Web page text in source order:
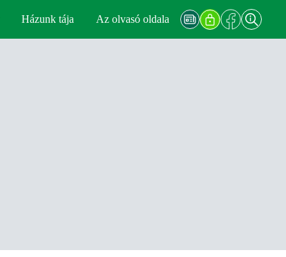
Házunk tája Az olvasó oldala